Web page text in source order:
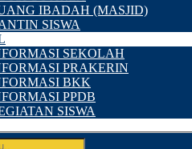
IBADAH (MASJID)
SISWA
SEKOLAH
PRAKERIN
BKK
PPDB
SISWA